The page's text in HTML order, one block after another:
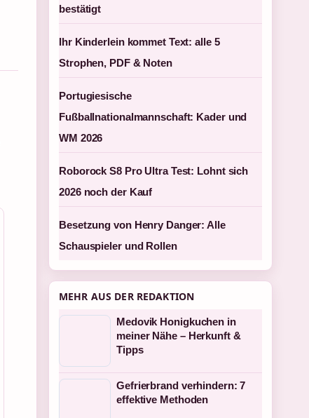
bestätigt
Ihr Kinderlein kommet Text: alle 5
Strophen, PDF & Noten
Portugiesische
Fußballnationalmannschaft: Kader und
WM 2026
Roborock S8 Pro Ultra Test: Lohnt sich
2026 noch der Kauf
Besetzung von Henry Danger: Alle
Schauspieler und Rollen
MEHR AUS DER REDAKTION
Medovik Honigkuchen in
meiner Nähe – Herkunft &
Tipps
Gefrierbrand verhindern: 7
effektive Methoden